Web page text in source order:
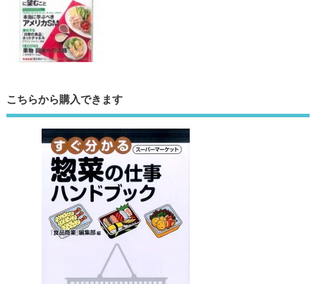
こちらから購入できます